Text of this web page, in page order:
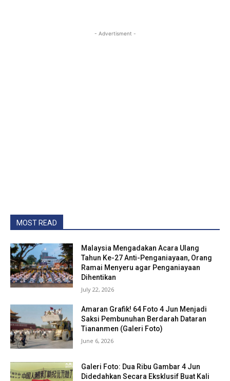
- Advertisment -
MOST READ
Malaysia Mengadakan Acara Ulang
Tahun Ke-27 Anti-Penganiayaan, Orang
Ramai Menyeru agar Penganiayaan
Dihentikan
July 22, 2026
Amaran Grafik! 64 Foto 4 Jun Menjadi
Saksi Pembunuhan Berdarah Dataran
Tiananmen (Galeri Foto)
June 6, 2026
Galeri Foto: Dua Ribu Gambar 4 Jun
Didedahkan Secara Eksklusif Buat Kali